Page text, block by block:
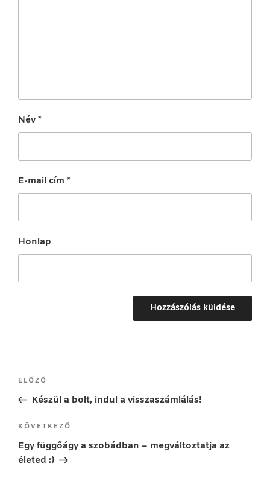
Név*
E-mail cím *
Honlap
Bejegyzés
Korábbi
bejegyzés
ELŐZŐ
Készül a bolt, indul a visszaszámlálás!
Következő
bejegyzés
KÖVETKEZŐ
Egy függőágy a szobádban – megváltoztatja az
életed :)